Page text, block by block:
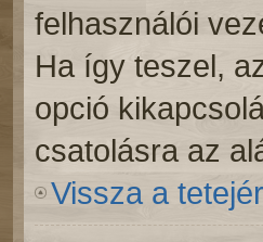
felhasználói
Ha így teszel,
opció
csatolásra az
Vissza a